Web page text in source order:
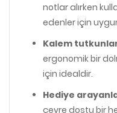
notlar alırken
edenler için
Kalem
ergonomik bir
için idealdir.
Hediye
çevre dostu bir